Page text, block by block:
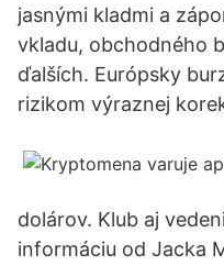
jasnými kladmi a
vkladu, obchodného
ďalších. Európsky
rizikom výraznej
dolárov. Klub aj
informáciu od Jacka